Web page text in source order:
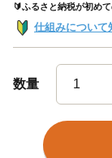
🔰ふるさと納税が初め
仕組みについて
数量